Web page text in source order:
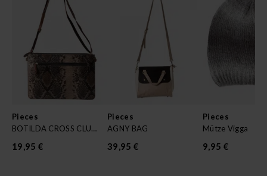
Pieces
BOTILDA CROSS CLUTCH
19,95 €
Pieces
AGNY BAG
39,95 €
Pieces
Mütze Vigga
9,95 €